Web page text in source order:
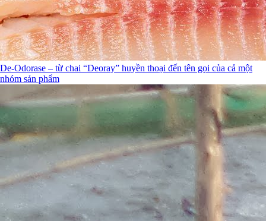
De-Odorase – từ chai “Deoray” huyền thoại đến tên gọi của cả một
nhóm sản phẩm